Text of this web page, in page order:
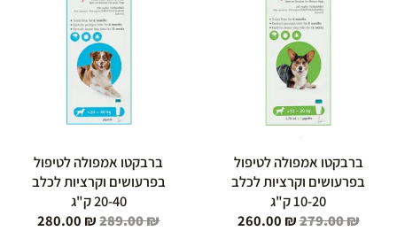
ברבקטו אמפולה לטיפול
בפרעושים וקרציות לכלב
10-20 ק"ג
279.00₪
היה:
279.00 ₪.
260.00 ₪
ברבקטו אמפולה לטיפול
בפרעושים וקרציות לכלב
20-40 ק"ג
289.00₪
היה:
289.00 ₪.
280.00 ₪